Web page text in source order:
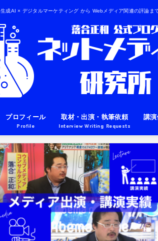
生成AI × デジタルマーケティング から Webメディア関連の評論ま
プロフィール
Profile
取材・出演・執筆依頼
Interview Writing Requests
講